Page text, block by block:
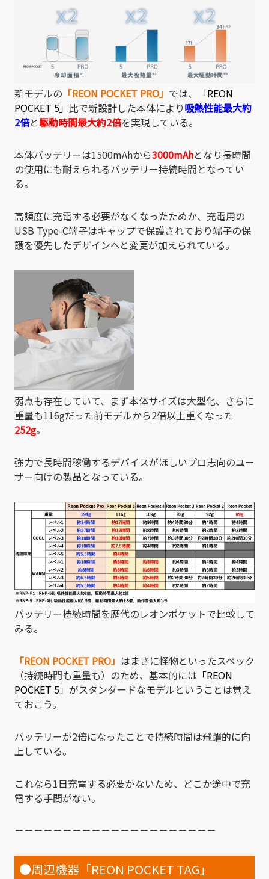
新モデルの 「REON POCKET PRO」 では、
「REON
POCKET 5」 比で新設計した本体により吸熱性能最大約
2倍と駆動時間最大約2倍を実現している。
本体バッテリーは1500mAhから3000mAhとなり長時間
の使用にも耐えられるバッテリー持続時間となってい
る。
高頻度に充電する必要がなくなったためか、充電用の
USB Type-C端子はキャップで保護されており端子の保
護を優先したデザインへと変更が加えられている。
弱点も存在していて、まず本体サイズは大型化、さらに
重量も116gだった前モデルから2倍以上重くなった
252g。
強力で長時間稼働するデバイスがほしいプロ志向のユー
ザー向けの製品となっている。
バッテリー持続時間を歴代のレオンポケットで比較して
みる。
「REON POCKET PRO」 はまさに怪物といったスペック
（持続時間も重量も）のため、基本的には 「REON
POCKET 5」 がスタンダードなモデルということは覚え
ておこう。
バッテリーが2倍になったことで持続時間は飛躍的に向
上している。
これなら1日充電する必要がないため、どこか途中で充
電する手間がない。
－－－－－－－－－－－－－－－－－－－－－
●周辺機器「REON POCKET TAG」